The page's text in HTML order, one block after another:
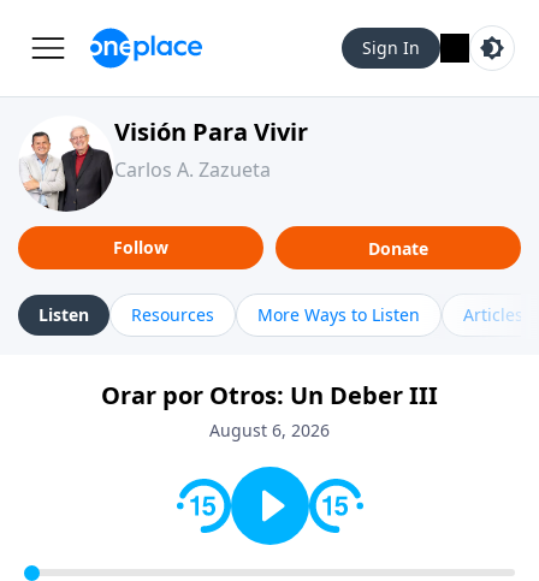
Sign In
Visión Para Vivir
Carlos A. Zazueta
Follow Donate
Listen Resources More Ways to Listen Articles
Orar por Otros: Un Deber III
August 6, 2026